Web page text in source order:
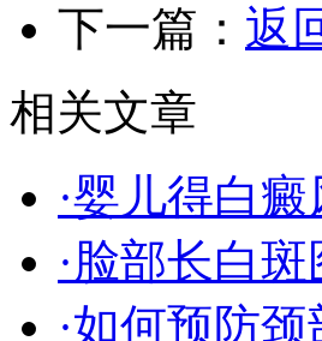
下一篇： 返
相关文章
·婴儿得白
·脸部长白
·如何预防